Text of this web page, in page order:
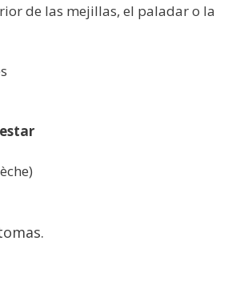
de las mejillas, el paladar o la